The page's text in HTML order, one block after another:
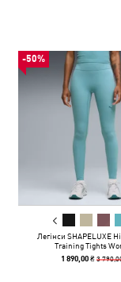
-50%
Легінси SHAPELUXE
Training Tights
1 890,00 ₴3